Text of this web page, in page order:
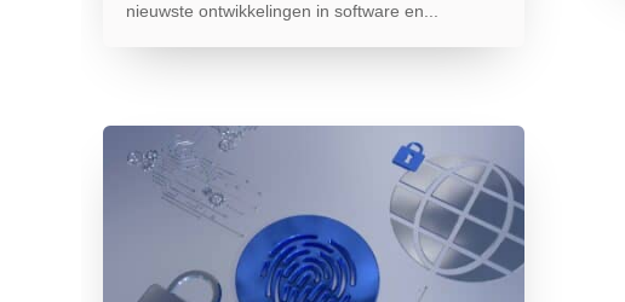
nieuwste ontwikkelingen in software en...